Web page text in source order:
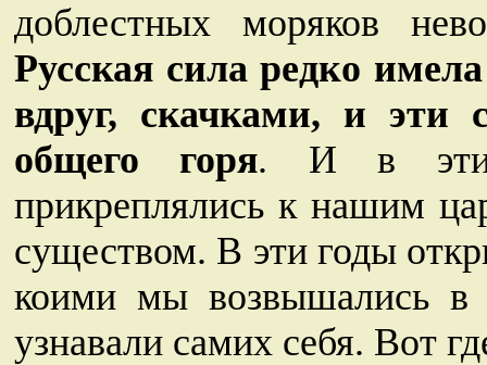
доблестных моряков
Русская сила редко
вдруг, скачками, и эти
общего горя. И в эти
прикреплялись к нашим
существом. В эти годы
коими мы возвышались в
узнавали самих себя. Вот